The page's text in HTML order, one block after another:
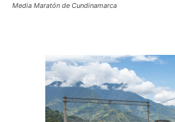
Media Maratón de Cundinamarca